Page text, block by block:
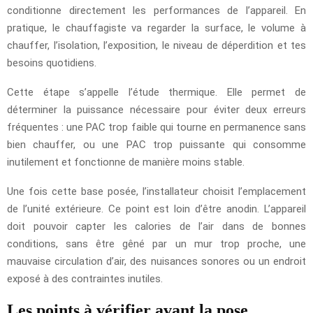
conditionne directement les performances de l’appareil. En
pratique, le chauffagiste va regarder la surface, le volume à
chauffer, l’isolation, l’exposition, le niveau de déperdition et tes
besoins quotidiens.
Cette étape s’appelle l’étude thermique. Elle permet de
déterminer la puissance nécessaire pour éviter deux erreurs
fréquentes : une PAC trop faible qui tourne en permanence sans
bien chauffer, ou une PAC trop puissante qui consomme
inutilement et fonctionne de manière moins stable.
Une fois cette base posée, l’installateur choisit l’emplacement
de l’unité extérieure. Ce point est loin d’être anodin. L’appareil
doit pouvoir capter les calories de l’air dans de bonnes
conditions, sans être gêné par un mur trop proche, une
mauvaise circulation d’air, des nuisances sonores ou un endroit
exposé à des contraintes inutiles.